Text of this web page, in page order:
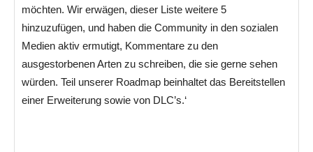
möchten. Wir erwägen, dieser Liste weitere 5
hinzuzufügen, und haben die Community in den sozialen
Medien aktiv ermutigt, Kommentare zu den
ausgestorbenen Arten zu schreiben, die sie gerne sehen
würden. Teil unserer Roadmap beinhaltet das Bereitstellen
einer Erweiterung sowie von DLC’s.‘